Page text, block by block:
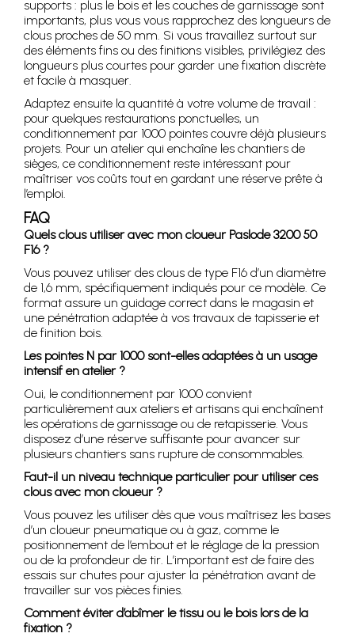
supports : plus le bois et les couches de garnissage sont
importants, plus vous vous rapprochez des longueurs de
clous proches de 50 mm. Si vous travaillez surtout sur
des éléments fins ou des finitions visibles, privilégiez des
longueurs plus courtes pour garder une fixation discrète
et facile à masquer.
Adaptez ensuite la quantité à votre volume de travail :
pour quelques restaurations ponctuelles, un
conditionnement par 1000 pointes couvre déjà plusieurs
projets. Pour un atelier qui enchaîne les chantiers de
sièges, ce conditionnement reste intéressant pour
maîtriser vos coûts tout en gardant une réserve prête à
l’emploi.
FAQ
Quels clous utiliser avec mon cloueur Paslode 3200 50
F16 ?
Vous pouvez utiliser des clous de type F16 d’un diamètre
de 1,6 mm, spécifiquement indiqués pour ce modèle. Ce
format assure un guidage correct dans le magasin et
une pénétration adaptée à vos travaux de tapisserie et
de finition bois.
Les pointes N par 1000 sont-elles adaptées à un usage
intensif en atelier ?
Oui, le conditionnement par 1000 convient
particulièrement aux ateliers et artisans qui enchaînent
les opérations de garnissage ou de retapisserie. Vous
disposez d’une réserve suffisante pour avancer sur
plusieurs chantiers sans rupture de consommables.
Faut-il un niveau technique particulier pour utiliser ces
clous avec mon cloueur ?
Vous pouvez les utiliser dès que vous maîtrisez les bases
d’un cloueur pneumatique ou à gaz, comme le
positionnement de l’embout et le réglage de la pression
ou de la profondeur de tir. L’important est de faire des
essais sur chutes pour ajuster la pénétration avant de
travailler sur vos pièces finies.
Comment éviter d’abîmer le tissu ou le bois lors de la
fixation ?